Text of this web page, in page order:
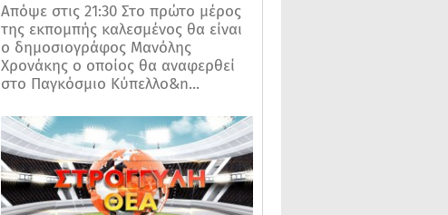
Απόψε στις 21:30 Στο πρώτο μέρος
της εκπομπής καλεσμένος θα είναι
ο δημοσιογράφος Μανόλης
Χρονάκης ο οποίος θα αναφερθεί
στο Παγκόσμιο Κύπελλο&n...